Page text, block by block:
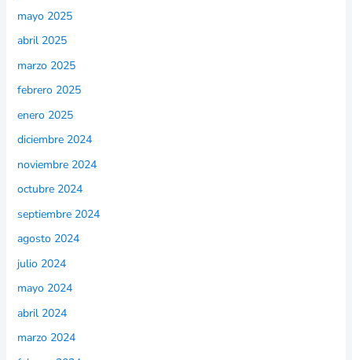
mayo 2025
abril 2025
marzo 2025
febrero 2025
enero 2025
diciembre 2024
noviembre 2024
octubre 2024
septiembre 2024
agosto 2024
julio 2024
mayo 2024
abril 2024
marzo 2024